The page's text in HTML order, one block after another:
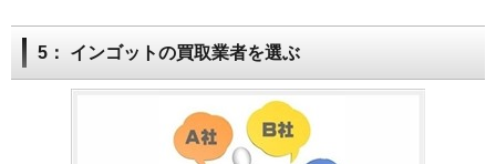
5： インゴットの買取業者を選ぶ